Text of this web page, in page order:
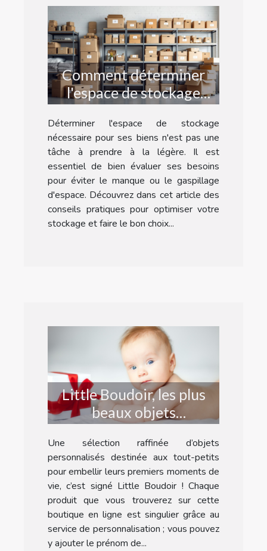
Comment déterminer
l'espace de stockage
nécessaire pour vos
affaires ?
Déterminer l'espace de stockage
nécessaire pour ses biens n'est pas une
tâche à prendre à la légère. Il est
essentiel de bien évaluer ses besoins
pour éviter le manque ou le gaspillage
d'espace. Découvrez dans cet article des
conseils pratiques pour optimiser votre
stockage et faire le bon choix...
Little Boudoir, les plus
beaux objets
personnalisés pour bébé
Une sélection raffinée d’objets
personnalisés destinée aux tout-petits
pour embellir leurs premiers moments de
vie, c’est signé Little Boudoir ! Chaque
produit que vous trouverez sur cette
boutique en ligne est singulier grâce au
service de personnalisation ; vous pouvez
y ajouter le prénom de...